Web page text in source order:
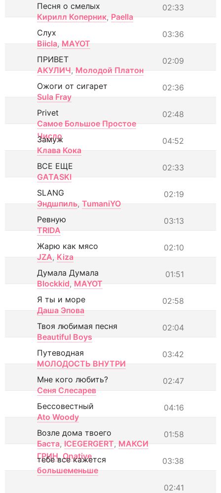
02:33
Песня о смелых
Кирилл Коперник, Paella
03:36
Слух
Biicla, MAYOT
02:09
ПРИВЕТ
АКУЛИЧ, Молодой Платон
02:36
Ожоги от сигарет
Sula Fray
02:48
Privet
Самое Большое Простое
Число
04:52
Замуж
Клава Кока
02:33
ВСЕ ЕЩЕ
GATASKI
02:19
SLANG
Эндшпиль, TumaniYO
03:13
Ревную
TRIDA
02:10
Жарю как мясо
JZA, Kiza
01:51
Думала Думала
Blockkid, MAYOT
02:58
Я ты и море
Даша Эпова
02:04
Твоя любимая песня
Beautiful Boys
03:42
Путеводная
МОЛОДОСТЬ ВНУТРИ
02:47
Мне кого любить?
Сеня Слесарев
04:16
Бессовестный
Ato Woody
01:58
Возле дома твоего
Баста, ICEGERGERT, МАКСИ
ГРИН, Onative 03:38
тебе все кажется
большеменьше
02:41